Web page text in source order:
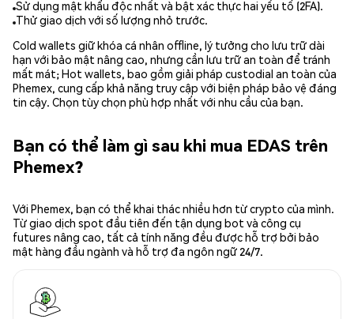
Sử dụng mật khẩu độc nhất và bật xác thực hai yếu tố (2FA).
Thử giao dịch với số lượng nhỏ trước.
Cold wallets giữ khóa cá nhân offline, lý tưởng cho lưu trữ dài
hạn với bảo mật nâng cao, nhưng cần lưu trữ an toàn để tránh
mất mát; Hot wallets, bao gồm giải pháp custodial an toàn của
Phemex, cung cấp khả năng truy cập với biện pháp bảo vệ đáng
tin cậy. Chọn tùy chọn phù hợp nhất với nhu cầu của bạn.
Bạn có thể làm gì sau khi mua EDAS trên
Phemex?
Với Phemex, bạn có thể khai thác nhiều hơn từ crypto của mình.
Từ giao dịch spot đầu tiên đến tận dụng bot và công cụ
futures nâng cao, tất cả tính năng đều được hỗ trợ bởi bảo
mật hàng đầu ngành và hỗ trợ đa ngôn ngữ 24/7.